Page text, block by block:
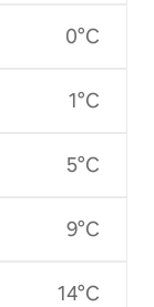
0°C
1°C
5°C
9°C
14°C